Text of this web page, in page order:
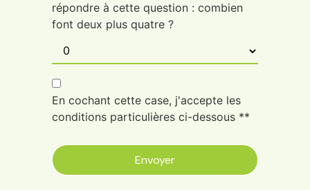
répondre à cette question : combien
font deux plus quatre ?
En cochant cette case, j'accepte les
conditions particulières ci-dessous **
Envoyer